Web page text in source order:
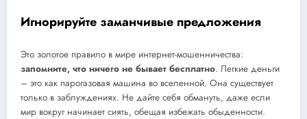
Игнорируйте заманчивые предложения
Это золотое правило в мире интернет-мошенничества:
запомните, что ничего не бывает бесплатно. Легкие деньги
– это как парогазовая машина во вселенной. Она существует
только в заблуждениях. Не дайте себя обмануть, даже если
мир вокруг начинает сиять, обещая избежать обыденности.